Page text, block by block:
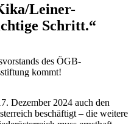
Leiner-
Schritt.“
des ÖGB-
kommt!
Dezember 2024 auch den
beschäftigt – die weitere